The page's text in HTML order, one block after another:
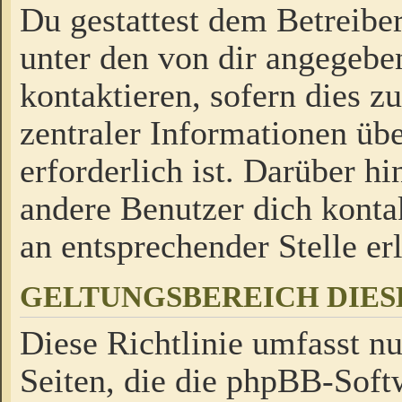
Du gestattest dem
unter den von dir
kontaktieren, sofern dies
zentraler Informationen
erforderlich ist. Darüber
andere Benutzer dich
an entsprechender Stelle
GELTUNGSBEREICH
Diese Richtlinie umfasst
Seiten, die die phpBB-